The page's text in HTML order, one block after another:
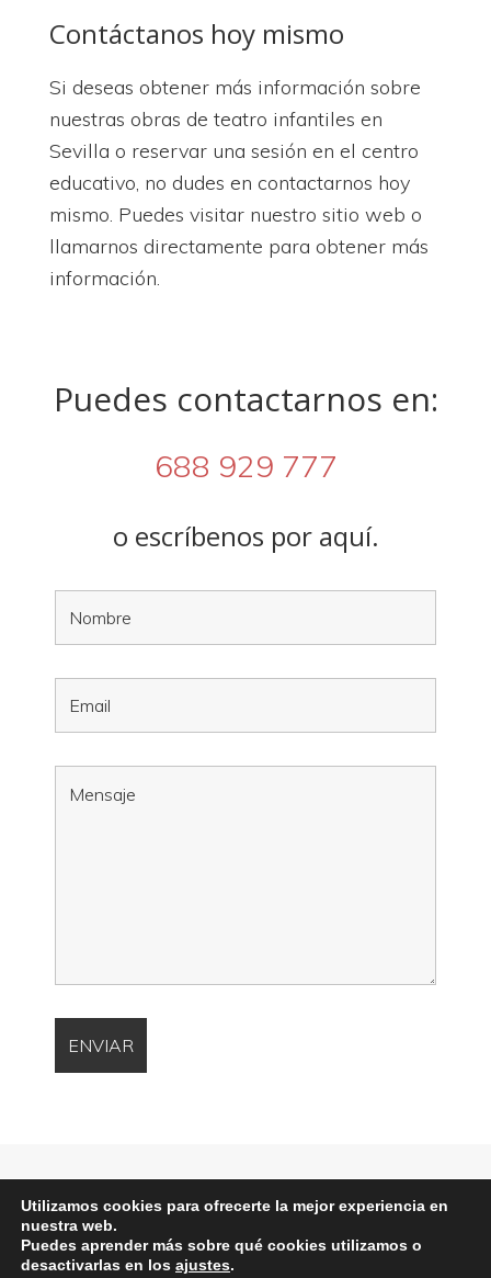
Contáctanos hoy mismo
Si deseas obtener más información sobre
nuestras obras de teatro infantiles en
Sevilla o reservar una sesión en el centro
educativo, no dudes en contactarnos hoy
mismo. Puedes visitar nuestro sitio web o
llamarnos directamente para obtener más
información.
Puedes contactarnos en:
688 929 777
o escríbenos por aquí.
611 412 081
Utilizamos cookies para ofrecerte la mejor experiencia en
nuestra web.
Puedes aprender más sobre qué cookies utilizamos o
desactivarlas en los ajustes.